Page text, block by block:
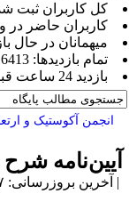
كل کاربران ثبت شده: 283
کاربران حاضر در وبگاه: 0
ميهمانان در حال بازديد: 11
تمام بازديد‌ها: 516413 بازدید
بازديد 24 ساعت قبل: 476 بازدید
انجمن آکوستیک و
شرح
بروزرسانی: ۱۴۰۱/۵/۷ |